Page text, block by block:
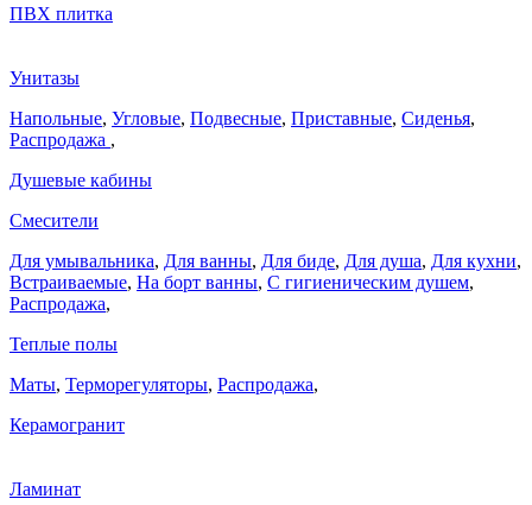
ПВХ плитка
Унитазы
Напольные, Угловые, Подвесные, Приставные, Сиденья,
Распродажа ,
Душевые кабины
Смесители
Для умывальника, Для ванны, Для биде, Для душа, Для кухни,
Встраиваемые, На борт ванны, C гигиеническим душем,
Распродажа,
Теплые полы
Маты, Терморегуляторы, Распродажа,
Керамогранит
Ламинат